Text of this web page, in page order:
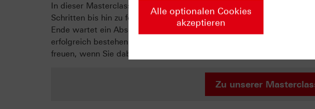
In dieser Masterclass erfahren Sie alles, was Sie über die
Schritten bis hin zu fortgeschrittenen Strategien mit Zertifikaten und
Ende wartet ein Abschlusstest auf Sie, welcher Ihr Wissen nochmal
erfolgreich bestehen, erhalten Sie ein persönliches HSBC-
freuen, wenn Sie dabei sind!
Zu unserer
Alle optionalen Cookies
akzeptieren